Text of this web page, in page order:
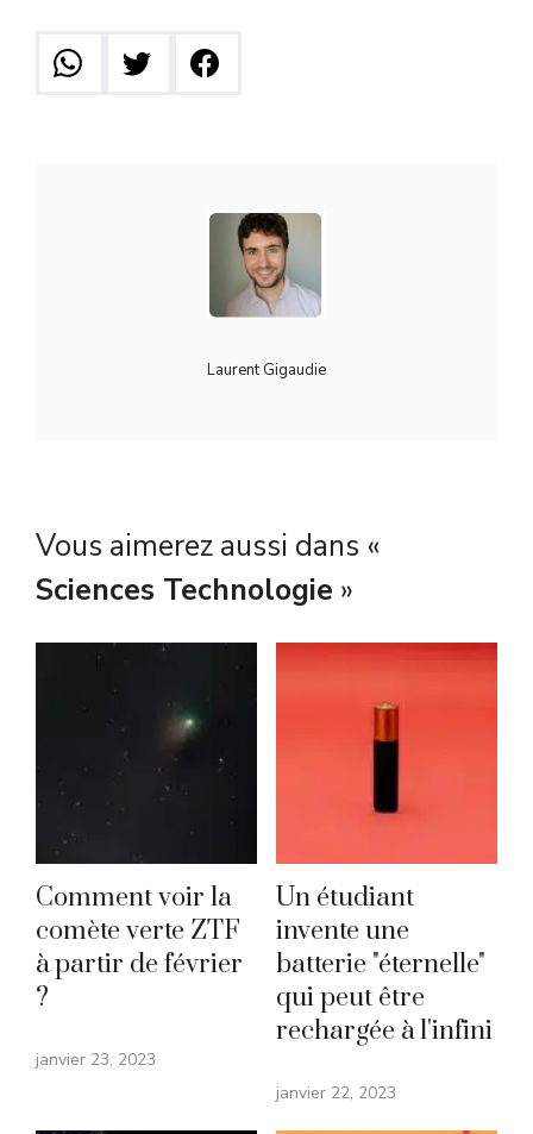
Laurent Gigaudie
Vous aimerez aussi dans «
Sciences Technologie »
Comment voir la
comète verte ZTF
à partir de février
?
janvier 23, 2023
Un étudiant
invente une
batterie "éternelle"
qui peut être
rechargée à l'infini
janvier 22, 2023